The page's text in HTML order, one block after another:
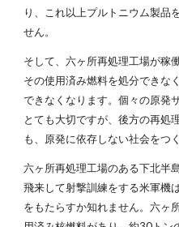
り、これ以上プルトニウム製品
せん。
そして、六ヶ所再処理工場が稼
その使用済み燃料を処分できな
できなくなります。個々の原発
とても大切ですが、後方の再処
も、原発に依存しない社会をつ
六ヶ所再処理工場のある下北半
飛来して射撃訓練をする米軍機
をもたらすか知れません。六ヶ